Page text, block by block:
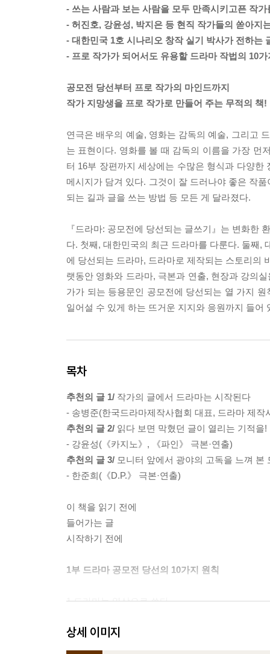
- 쓰는 사람과 보는 사람을 모두 만족시키고픈 작가
- 허진호, 강윤성, 박지은 등 현직 작가들의 쏟아지
- 대한민국 1호 시나리오 창작 실기 박사가 전하는
- 프로 작가가 되어서도 유용할 드라마 작법의 10가
공모전 당선부터 프로 작가의 마인드까지
작가 지망생을 프로 작가로 만들어 주는 무적의 책!
연극은 배우의 예술, 영화는 감독의 예술, 그리고
는 표현이다. 영화를 볼 때 감독의 이름을 가장 먼
터 16부 장편까지 세상에는 수많은 형식과 다양
메시지가 담겨 있다. 그것이 잘 드러나야 좋은 작
되는 길과 글을 쓰는 방법 등 모든 게 달라졌다.
『드라마: 공모전에 당선되는 글쓰기』는 변화한
다. 첫째, 대한민국의 최근 드라마를 다룬다. 둘째,
에 당선되는 드라마, 드라마로 제작되는 스토리의
랫동안 영화와 드라마, 극본과 연출, 현장과 강의
가가 되는 등용문인 공모전에 당선되는 열 가지
일어설 수 있게 하는 뜨거운 지지와 응원까지 들어
목차
추천의 글 1/ 작가의 글에서 드라마는 시작된다
- 송병준(한국드라마제작사협회 대표, 드라마 제작
추천의 글 2/ 읽다 보면 막혔던 글이 열리는 기적을!
- 강윤성(《카지노》, 《파인》 극본·연출)
추천의 글 3/ 모니터 앞에서 광야의 고독을 느껴 본
- 한준희(《D.P.》 극본·연출)
이 책을 읽기 전에
들어가는 글
시작하기 전에
1부 드라마 공모전 당선의 10가지 원칙
1 드라마는 영상으로 쓴다
3 OST 이론을 따라 쓴다
쓸 수 있는 글과 쓸 수 없는 글 / OST 이론
상세 이미지